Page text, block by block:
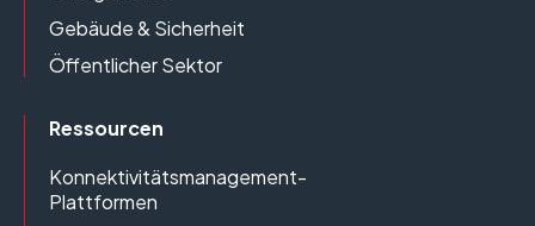
Gebäude & Sicherheit
Öffentlicher Sektor
Ressourcen
Konnektivitätsmanagement-
Plattformen